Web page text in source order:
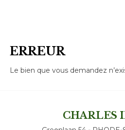
ERREUR
Le bien que vous demandez
CHARLES